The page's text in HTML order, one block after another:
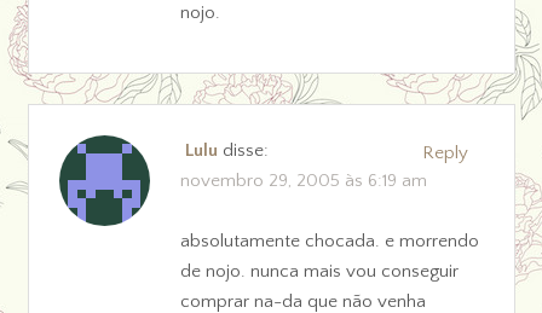
nojo.
Lulu disse:
novembro 29, 2005 às 6:19 am
absolutamente chocada. e morrendo
de nojo. nunca mais vou conseguir
comprar na-da que não venha
Reply